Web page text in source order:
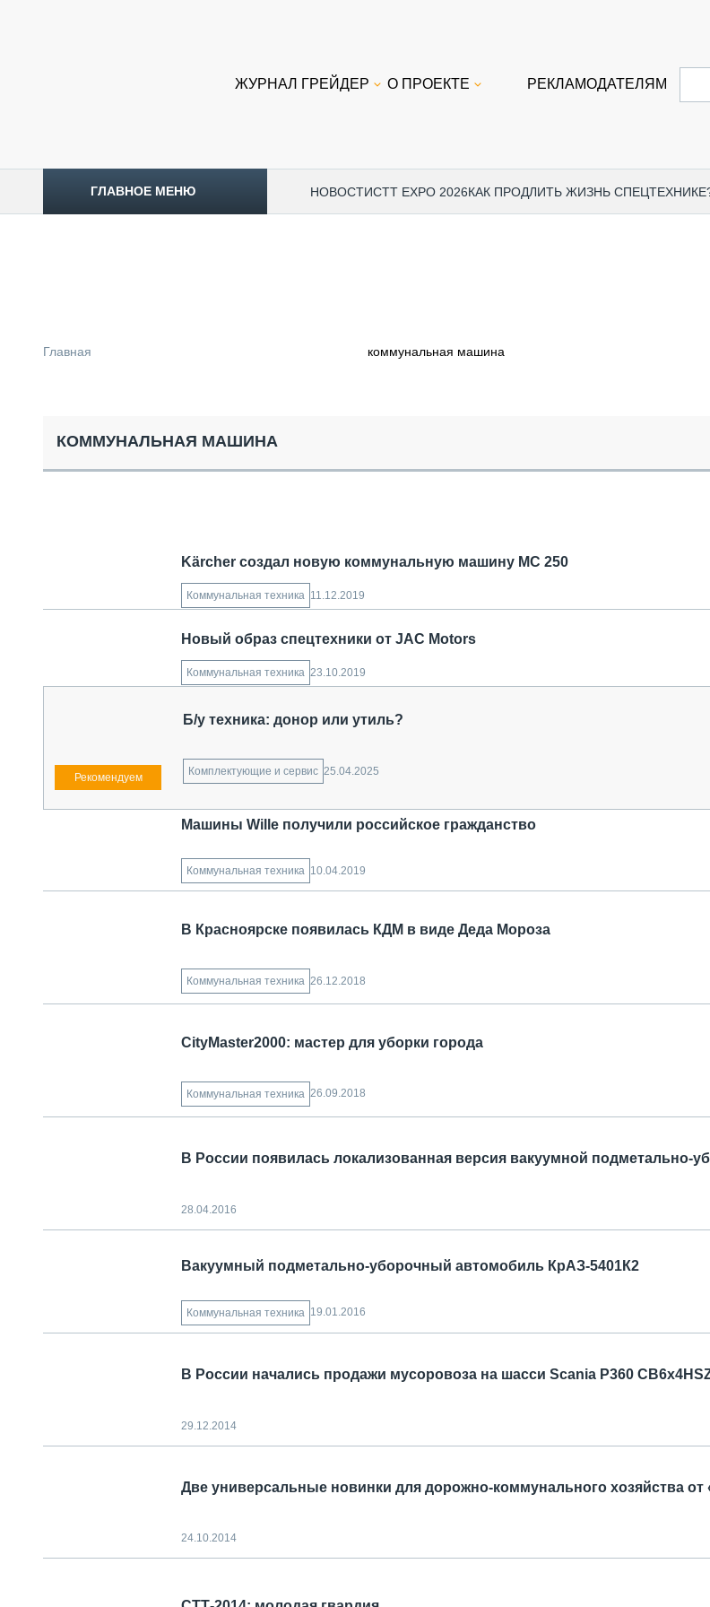
ЖУРНАЛ ГРЕЙДЕР О ПРОЕКТЕ РЕКЛАМОДАТЕЛЯМ
ГЛАВНОЕ МЕНЮ НОВОСТИCTT EXPO 2026КАК ПРОДЛИТЬ ЖИЗНЬ
ГРУЗОПЕРЕВОЗКИ
СЕРВИСМЕНЫ
КОМТРАНС 2021
Главная коммунальная машина
КОММУНАЛЬНАЯ МАШИНА
Kärcher создал новую коммунальную машину MC 250
Коммунальная техника 11.12.2019
Новый образ спецтехники от JAC Motors
Коммунальная техника 23.10.2019
Б/у техника: донор или утиль?
Комплектующие и сервис 25.04.2025
Машины Wille получили российское гражданство
Коммунальная техника 10.04.2019
В Красноярске появилась КДМ в виде Деда Мороза
Коммунальная техника 26.12.2018
CityMaster2000: мастер для уборки города
Коммунальная техника 26.09.2018
В России появилась локализованная версия вакуумной подметально-
28.04.2016
Вакуумный подметально-уборочный автомобиль КрАЗ-5401К2
Коммунальная техника 19.01.2016
В России начались продажи мусоровоза на шасси Scania P360
29.12.2014
Две универсальные новинки для дорожно-коммунального хозяйства
24.10.2014